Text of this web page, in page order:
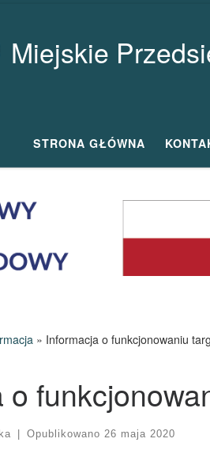
Miejskie
STRONA GŁÓWNA
» Informacja o funkcjonowaniu
o
Opublikowano 26 maja 2020